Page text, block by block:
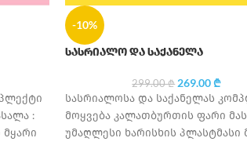
:
-10%
სასრიალო და საქანელა
299.00₾ 269.00₾
სასრიალოსა და საქანელას
მოყვება კალათბურთის ფარი
უმაღლესი ხარისხის პლასტმასი